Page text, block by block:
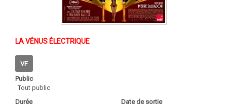
LA VÉNUS ÉLECTRIQUE
VF
Public
Tout public
Durée
Date de sortie